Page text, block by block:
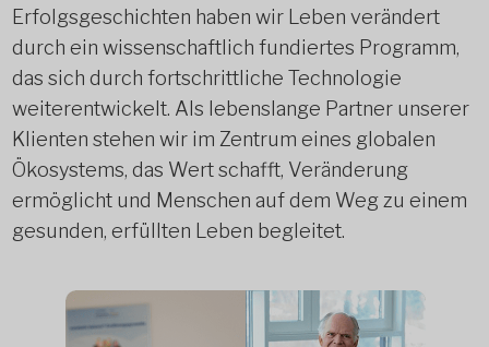
Erfolgsgeschichten haben wir Leben verändert
durch ein wissenschaftlich fundiertes Programm,
das sich durch fortschrittliche Technologie
weiterentwickelt. Als lebenslange Partner unserer
Klienten stehen wir im Zentrum eines globalen
Ökosystems, das Wert schafft, Veränderung
ermöglicht und Menschen auf dem Weg zu einem
gesunden, erfüllten Leben begleitet.